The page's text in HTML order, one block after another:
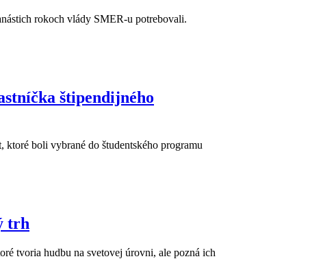
rokoch vlády SMER-u potrebovali.
štipendijného
boli vybrané do študentského programu
trh
tvoria hudbu na svetovej úrovni, ale pozná ich